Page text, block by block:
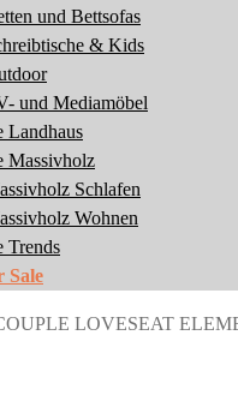
und Bettsofas
& Kids
und Mediamöbel
Landhaus
Massivholz
Schlafen
Wohnen
Trends
Sale
LOVESEAT